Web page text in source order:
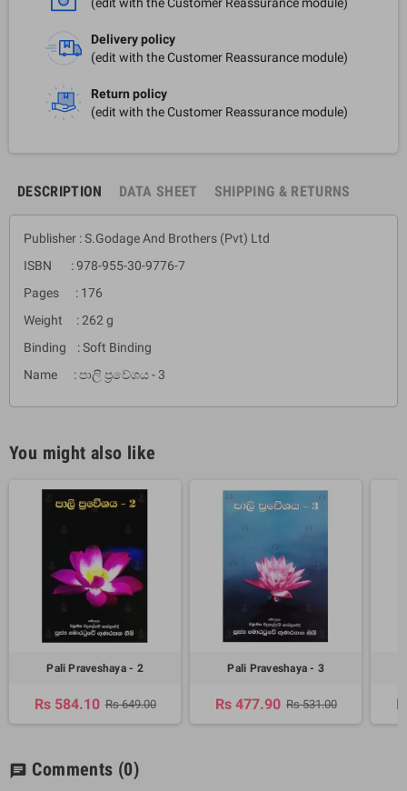
Delivery policy
(edit with the Customer Reassurance module)
Return policy
(edit with the Customer Reassurance module)
DESCRIPTION DATA SHEET SHIPPING & RETURNS
Publisher : S.Godage And Brothers (Pvt) Ltd
ISBN : 978-955-30-9776-7
Pages : 176
Weight : 262 g
Binding : Soft Binding
Name : පාලි ප්‍රවේශය - 3
You might also like
Pali Praveshaya - 2
Rs 584.10 Rs 649.00
Pali Praveshaya - 3
Rs 477.90 Rs 531.00
chat Comments (0)